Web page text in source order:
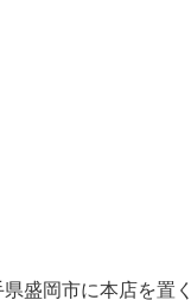
盛岡市に本店を置